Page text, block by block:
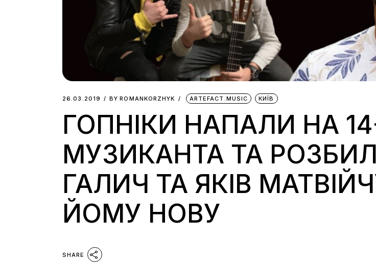
26.03.2019 BY ROMANKORZHYK ARTEFACT.MUSIC КИЇВ
ГОПНІКИ НАПАЛИ НА
МУЗИКАНТА ТА
ГАЛИЧ ТА ЯКІВ
ЙОМУ НОВУ
SHARE